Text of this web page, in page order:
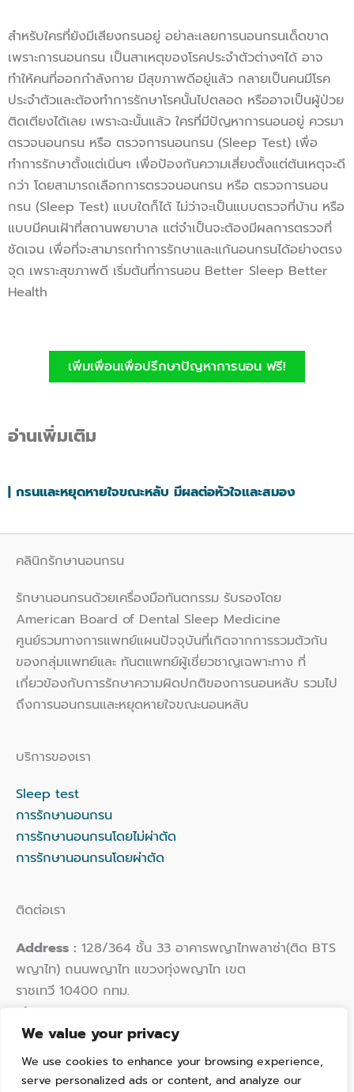
We value your privacy
We use cookies to enhance your browsing experience,
serve personalized ads or content, and analyze our
สำหรับใครที่ยังมีเสียงกรนอยู่ อย่าละเลยการนอนกรนเด็ดขาด
เพราะการนอนกรน เป็นสาเหตุของโรคประจำตัวต่างๆได้ อาจ
ทำให้คนที่ออกกำลังกาย มีสุขภาพดีอยู่แล้ว กลายเป็นคนมีโรค
ประจำตัวและต้องทำการรักษาโรคนั้นไปตลอด หรืออาจเป็นผู้ป่วย
ติดเตียงได้เลย เพราะฉะนั้นแล้ว ใครที่มีปัญหาการนอนอยู่ ควรมา
ตรวจนอนกรน หรือ ตรวจการนอนกรน (Sleep Test) เพื่อ
ทำการรักษาตั้งแต่เนิ่นๆ เพื่อป้องกันความเสี่ยงตั้งแต่ต้นเหตุจะดี
กว่า โดยสามารถเลือกการตรวจนอนกรน หรือ ตรวจการนอน
กรน (Sleep Test) แบบใดก็ได้ ไม่ว่าจะเป็นแบบตรวจที่บ้าน หรือ
แบบมีคนเฝ้าที่สถานพยาบาล แต่จำเป็นจะต้องมีผลการตรวจที่
ชัดเจน เพื่อที่จะสามารถทำการรักษาและแก้นอนกรนได้อย่างตรง
จุด เพราะสุขภาพดี เริ่มต้นที่การนอน Better Sleep Better
Health
เพิ่มเพื่อนเพื่อปรึกษาปัญหาการนอน ฟรี!
อ่านเพิ่มเติม
| กรนและหยุดหายใจขณะหลับ มีผลต่อหัวใจและสมอง
คลินิกรักษานอนกรน
รักษานอนกรนด้วยเครื่องมือทันตกรรม รับรองโดย
American Board of Dental Sleep Medicine
ศูนย์รวมทางการแพทย์แผนปัจจุบันที่เกิดจากการรวมตัวกัน
ของกลุ่มแพทย์และ ทันตแพทย์ผู้เชี่ยวชาญเฉพาะทาง ที่
เกี่ยวข้องกับการรักษาความผิดปกติของการนอนหลับ รวมไป
ถึงการนอนกรนและหยุดหายใจขณะนอนหลับ
บริการของเรา
Sleep test
การรักษานอนกรน
การรักษานอนกรนโดยไม่ผ่าตัด
การรักษานอนกรนโดยผ่าตัด
ติดต่อเรา
Address : 128/364 ชั้น 33 อาคารพญาไทพลาซ่า(ติด BTS
พญาไท) ถนนพญาไท แขวงทุ่งพญาไท เขต
ราชเทวี 10400 กทม.
Phone :
Email :hello@thaisleepwellness.com